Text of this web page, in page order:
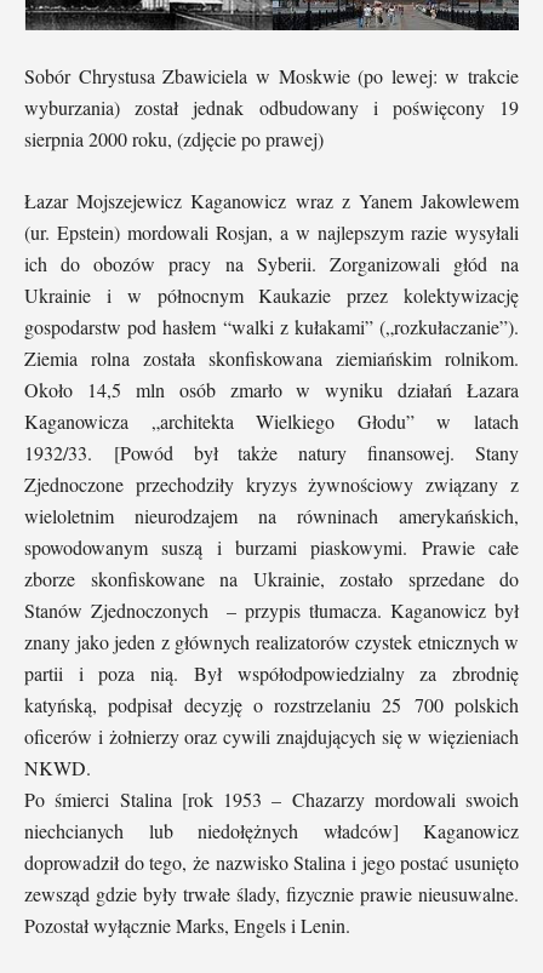
Sobór Chrystusa Zbawiciela w Moskwie (po lewej: w trakcie
wyburzania) został jednak odbudowany i poświęcony 19
sierpnia 2000 roku, (zdjęcie po prawej)
Łazar Mojszejewicz Kaganowicz wraz z Yanem Jakowlewem
(ur. Epstein) mordowali Rosjan, a w najlepszym razie wysyłali
ich do obozów pracy na Syberii. Zorganizowali głód na
Ukrainie i w północnym Kaukazie przez kolektywizację
gospodarstw pod hasłem “walki z kułakami” („rozkułaczanie”).
Ziemia rolna została skonfiskowana ziemiańskim rolnikom.
Około 14,5 mln osób zmarło w wyniku działań Łazara
Kaganowicza „architekta Wielkiego Głodu” w latach
1932/33. [Powód był także natury finansowej. Stany
Zjednoczone przechodziły kryzys żywnościowy związany z
wieloletnim nieurodzajem na równinach amerykańskich,
spowodowanym suszą i burzami piaskowymi. Prawie całe
zborze skonfiskowane na Ukrainie, zostało sprzedane do
Stanów Zjednoczonych – przypis tłumacza. Kaganowicz był
znany jako jeden z głównych realizatorów czystek etnicznych w
partii i poza nią. Był współodpowiedzialny za zbrodnię
katyńską, podpisał decyzję o rozstrzelaniu 25 700 polskich
oficerów i żołnierzy oraz cywili znajdujących się w więzieniach
NKWD.
Po śmierci Stalina [rok 1953 – Chazarzy mordowali swoich
niechcianych lub niedołężnych władców] Kaganowicz
doprowadził do tego, że nazwisko Stalina i jego postać usunięto
zewsząd gdzie były trwałe ślady, fizycznie prawie nieusuwalne.
Pozostał wyłącznie Marks, Engels i Lenin.